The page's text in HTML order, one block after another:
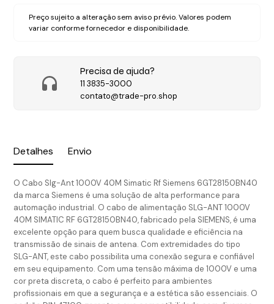
Detalhes Envio
O Cabo Slg-Ant 1000V 40M Simatic Rf Siemens 6GT28150BN40
da marca Siemens é uma solução de alta performance para
automação industrial. O cabo de alimentação SLG-ANT 1000V
40M SIMATIC RF 6GT28150BN40, fabricado pela SIEMENS, é uma
excelente opção para quem busca qualidade e eficiência na
transmissão de sinais de antena. Com extremidades do tipo
SLG-ANT, este cabo possibilita uma conexão segura e confiável
em seu equipamento. Com uma tensão máxima de 1000V e uma
cor preta discreta, o cabo é perfeito para ambientes
profissionais em que a segurança e a estética são essenciais. O
Preço sujeito a alteração sem aviso prévio. Valores podem
variar conforme fornecedor e disponibilidade.
Precisa de ajuda?
11 3835-3000
contato@trade-pro.shop